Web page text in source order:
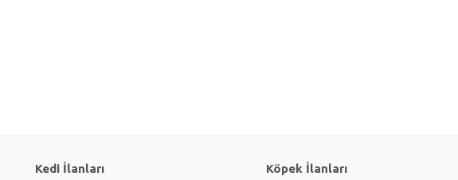
Kedi İlanları Köpek İlanları